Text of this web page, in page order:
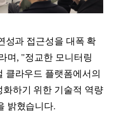
성과 접근성을 대폭 확
며, "정교한 모니터링
클라우드 플랫폼에서의
하기 위한 기술적 역량
밝혔습니다.